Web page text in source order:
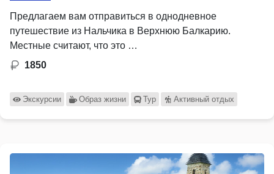
Предлагаем вам отправиться в однодневное
путешествие из Нальчика в Верхнюю Балкарию.
Местные считают, что это …
1850
Экскурсии Образ жизни Тур Активный отдых